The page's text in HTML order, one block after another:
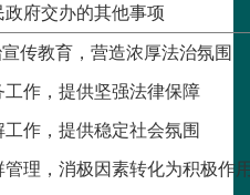
府交办的其他事项
传教育，营造浓厚法治氛围
作，提供坚强法律保障
作，提供稳定社会氛围
理，消极因素转化为积极作